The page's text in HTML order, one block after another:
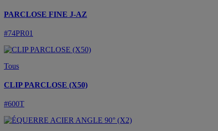
PARCLOSE FINE J-AZ
#74PR01
Tous
CLIP PARCLOSE (X50)
#600T